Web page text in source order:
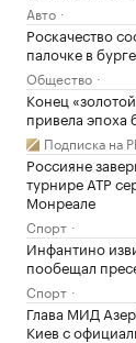
Авто
Роскачество
палочке в
Общество
Конец
привела эпоха
Подписка на
Россияне
турнире ATP
Монреале
Спорт
Инфантино
пообещал
Спорт
Глава МИД
Киев с